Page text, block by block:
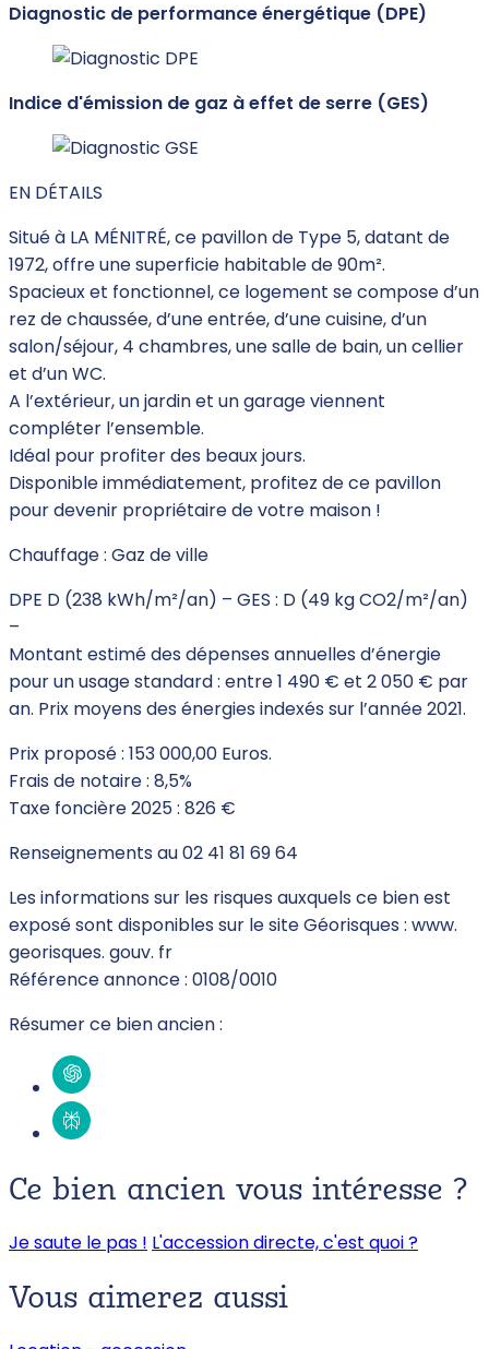
Diagnostic de performance énergétique (DPE)
Indice d'émission de gaz à effet de serre (GES)
EN DÉTAILS
Situé à LA MÉNITRÉ, ce pavillon de Type 5, datant de
1972, offre une superficie habitable de 90m².
Spacieux et fonctionnel, ce logement se compose d’un
rez de chaussée, d’une entrée, d’une cuisine, d’un
salon/séjour, 4 chambres, une salle de bain, un cellier
et d’un WC.
A l’extérieur, un jardin et un garage viennent
compléter l’ensemble.
Idéal pour profiter des beaux jours.
Disponible immédiatement, profitez de ce pavillon
pour devenir propriétaire de votre maison !
Chauffage : Gaz de ville
DPE D (238 kWh/m²/an) – GES : D (49 kg CO2/m²/an)
–
Montant estimé des dépenses annuelles d’énergie
pour un usage standard : entre 1 490 € et 2 050 € par
an. Prix moyens des énergies indexés sur l’année 2021.
Prix proposé : 153 000,00 Euros.
Frais de notaire : 8,5%
Taxe foncière 2025 : 826 €
Renseignements au 02 41 81 69 64
Les informations sur les risques auxquels ce bien est
exposé sont disponibles sur le site Géorisques : www.
georisques. gouv. fr
Référence annonce : 0108/0010
Résumer ce bien ancien :
Ce bien ancien vous intéresse ?
Je saute le pas ! L'accession directe, c'est quoi ?
Vous aimerez aussi